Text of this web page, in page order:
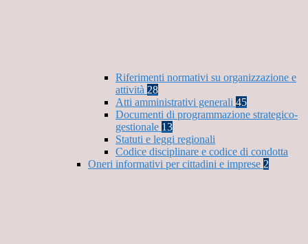
Riferimenti normativi su organizzazione e
attività 28
Atti amministrativi generali 45
Documenti di programmazione strategico-
gestionale 13
Statuti e leggi regionali
Codice disciplinare e codice di condotta
Oneri informativi per cittadini e imprese 2